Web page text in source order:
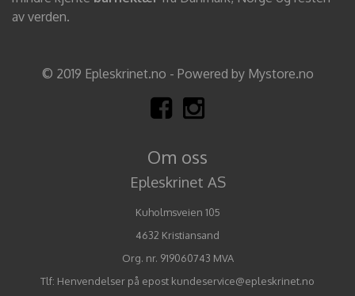
av verden.
© 2019 Epleskrinet.no - Powered by Mystore.no
Om oss
Epleskrinet AS
Kuholmsveien 105
4632 Kristiansand
Org. nr. 919060743 MVA
Tlf: Henvendelser på epost kundeservice@epleskrinet.no